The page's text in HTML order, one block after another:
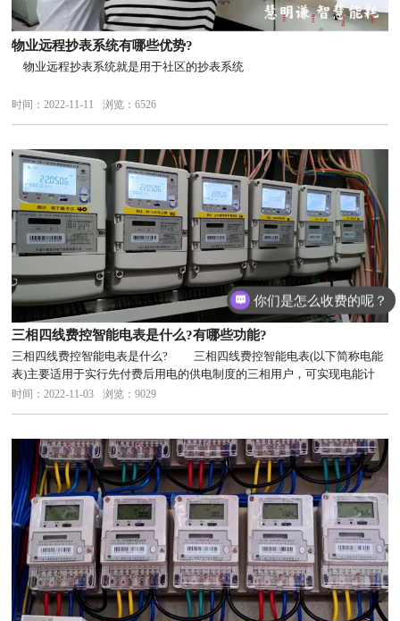
物业远程抄表系统有哪些优势?
物业远程抄表系统就是用于社区的抄表系统
时间：2022-11-11 浏览：6526
三相四线费控智能电表是什么?有哪些功能?
三相四线费控智能电表是什么? 三相四线费控智能电表(以下简称电能
表)主要适用于实行先付费后用电的供电制度的三相用户，可实现电能计
量、电量预购、最大负荷限制等功能，该产品是用电收费改革，提高供用
时间：2022-11-03 浏览：9029
你们是怎么收费的呢？